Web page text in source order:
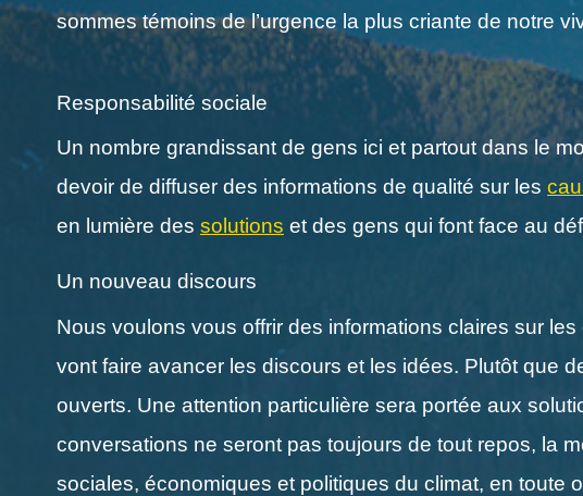
sommes témoins de l’urgence la plus criante de notre
Responsabilité sociale
Un nombre grandissant de gens ici et partout dans le
devoir de diffuser des informations de qualité sur les
en lumière des solutions et des gens qui font face au
Un nouveau discours
Nous voulons vous offrir des informations claires sur
vont faire avancer les discours et les idées. Plutôt que
ouverts. Une attention particulière sera portée aux
conversations ne seront pas toujours de tout repos, la
sociales, économiques et politiques du climat, en toute